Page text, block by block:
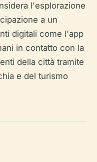
l'esplorazione
a un
digitali come l'app
in contatto con la
della città tramite
e del turismo